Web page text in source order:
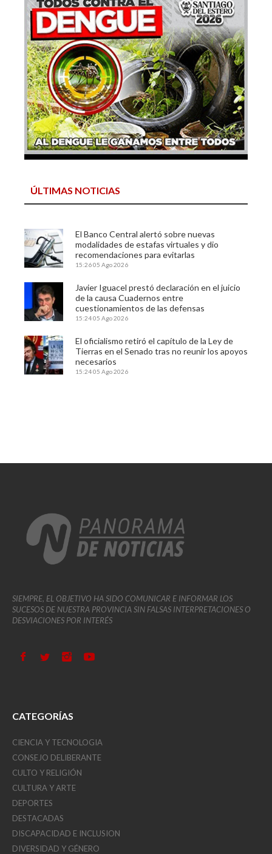
ÚLTIMAS NOTICIAS
El Banco Central alertó sobre nuevas
modalidades de estafas virtuales y dio
recomendaciones para evitarlas
15:2605 Ago 2026
Javier Iguacel prestó declaración en el juicio
de la causa Cuadernos entre
cuestionamientos de las defensas
15:2405 Ago 2026
El oficialismo retiró el capítulo de la Ley de
Tierras en el Senado tras no reunir los apoyos
necesarios
15:2405 Ago 2026
SIEMPRE, EL OBJETIVO HA SIDO COMUNICAR E INFORMAR LOS
SUCESOS DE NUESTRA PROVINCIA SIN FALSAS INTERPRETACIONES O
DESVIACIONES POR INTERÉS
CATEGORÍAS
CIENCIA Y TECNOLOGIA
CONSEJO DELIBERANTE
CULTO Y RELIGIÓN
CULTURA Y ARTE
DEPORTES
DESTACADAS
DISCAPACIDAD E INCLUSION
DIVERSIDAD Y GÉNERO